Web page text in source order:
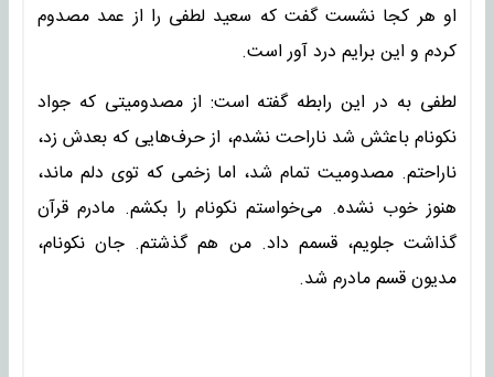
او هر کجا نشست گفت که سعید لطفی را از عمد مصدوم
کردم و این برایم درد آور است.
لطفی به در این رابطه گفته است: از مصدومیتی که جواد
نکونام باعثش شد ناراحت نشدم، از حرف‌هایی که بعدش زد،
ناراحتم. مصدومیت تمام شد، اما زخمی که توی دلم ماند،
هنوز خوب نشده. می‌خواستم نکونام را بکشم. مادرم قرآن
گذاشت جلویم، قسمم داد. من هم گذشتم. جان نکونام،
مدیون قسم مادرم شد.